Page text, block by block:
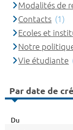
Modalités de
Contacts (1)
Ecoles et
Notre
Vie étudiante
Par date de
Du